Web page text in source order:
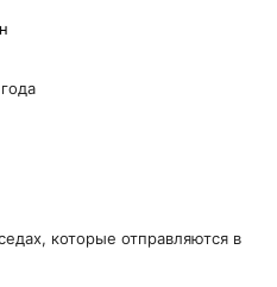
которые отправляются в